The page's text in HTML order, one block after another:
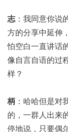
志 ：我同意你说
方的分享中延伸
怕空白一直讲话
像自言自语的过
样？
柄 ：哈哈但是对
的，一群人出来
停地说，只要偶